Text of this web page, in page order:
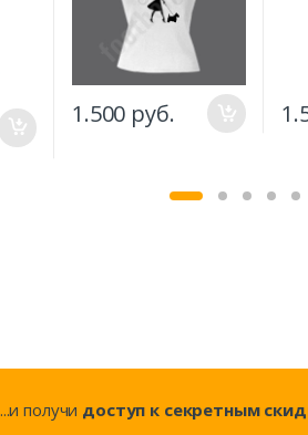
1.500 руб.
...и получи доступ к секретным